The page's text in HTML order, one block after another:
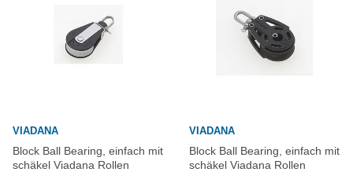
VIADANA
Block Ball Bearing, einfach mit
schäkel Viadana Rollen
VIADANA
Block Ball Bearing, einfach mit
schäkel Viadana Rollen